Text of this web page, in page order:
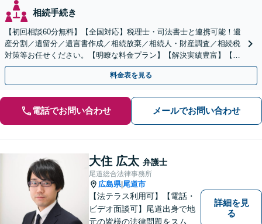
相続手続き
【初回相談60分無料】【全国対応】税理士・司法書士と連携可能！遺
産分割／遺留分／遺言書作成／相続放棄／相続人・財産調査／相続税
対策等お任せください。【明瞭な料金プラン】【解決実績豊富】【電
話相談可】
料金表を見る
電話でお問い合わせ メールでお問い合わせ
大住 広太 弁護士
尾道総合法律事務所
広島県| 尾道市
【法テラス利用可】【電話・
ビデオ面談可】尾道出身で地
元の皆様の法律問題をスムー
詳細を見
る